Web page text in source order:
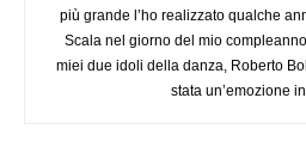
più grande l’ho realizzato qualche
Scala nel giorno del mio
miei due idoli della danza, Roberto
stata un’emozione